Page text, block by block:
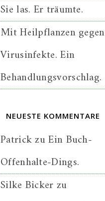
Sie las. Er träumte.
Mit Heilpflanzen gegen
Virusinfekte. Ein
Behandlungsvorschlag.
NEUESTE KOMMENTARE
PatrickzuEin Buch-
Offenhalte-Dings.
Silke Bickerzu